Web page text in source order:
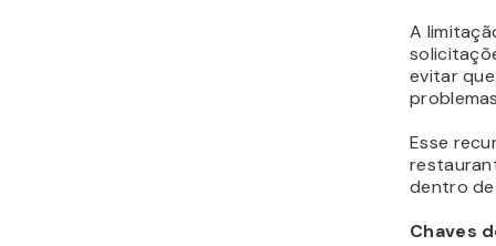
A
evitar
Esse
dentro
Chaves